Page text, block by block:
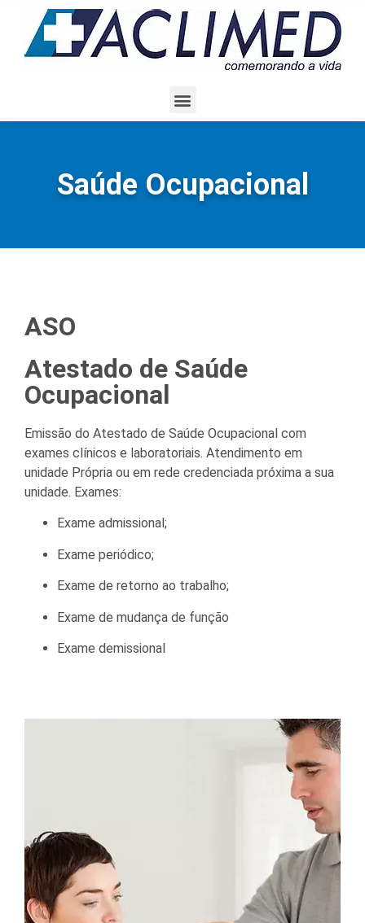
Saúde Ocupacional
ASO
Atestado de Saúde
Ocupacional
Emissão do Atestado de Saúde Ocupacional com
exames clínicos e laboratoriais. Atendimento em
unidade Própria ou em rede credenciada próxima a sua
unidade. Exames:
Exame admissional;
Exame periódico;
Exame de retorno ao trabalho;
Exame de mudança de função
Exame demissional